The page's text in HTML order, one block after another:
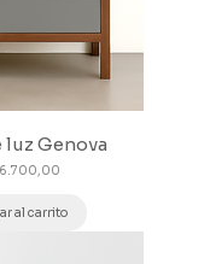
luz Genova
al carrito